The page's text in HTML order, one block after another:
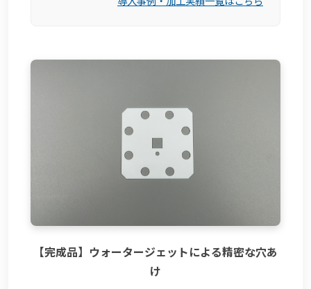
【完成品】ウォータージェットによる精密な穴あ
け